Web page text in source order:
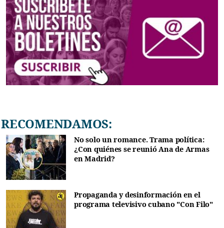
RECOMENDAMOS:
No solo un romance. Trama política:
¿Con quiénes se reunió Ana de Armas
en Madrid?
Propaganda y desinformación en el
programa televisivo cubano "Con Filo"